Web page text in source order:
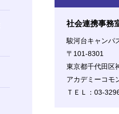
社会連携事務
駿河台キャンパ
〒101-8301
東京都千代田区
アカデミーコ
ＴＥＬ：03-